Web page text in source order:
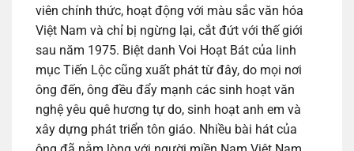
viên chính thức, hoạt động với màu sắc văn hóa
Việt Nam và chỉ bị ngừng lại, cắt đứt với thế giới
sau năm 1975. Biệt danh Voi Hoạt Bát của linh
mục Tiến Lộc cũng xuất phát từ đây, do mọi nơi
ông đến, ông đều đẩy mạnh các sinh hoạt văn
nghệ yêu quê hương tự do, sinh hoạt anh em và
xây dựng phát triển tôn giáo. Nhiều bài hát của